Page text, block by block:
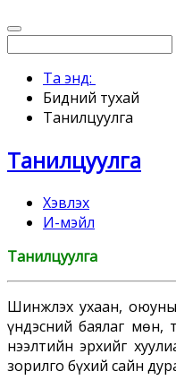
Та энд:
Бидний тухай
Танилцуулга
Танилцуулга
Хэвлэх
И-мэйл
Танилцуулга
Шинжлэх ухаан,
үндэсний баялаг мөн,
нээлтийн эрхийг
зорилго бүхий сайн